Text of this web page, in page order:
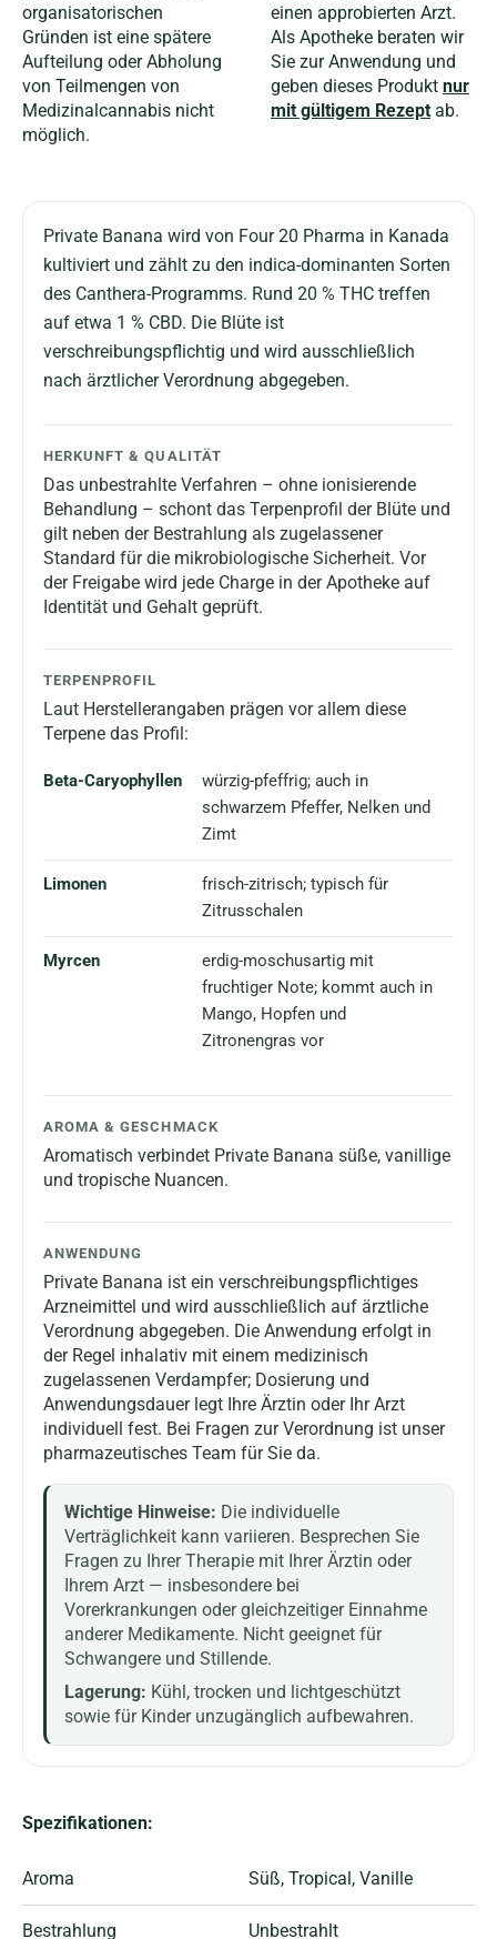
organisatorischen
Gründen ist eine spätere
Aufteilung oder Abholung
von Teilmengen von
Medizinalcannabis nicht
möglich.
einen approbierten Arzt.
Als Apotheke beraten wir
Sie zur Anwendung und
geben dieses Produkt nur
mit gültigem Rezept ab.
Private Banana wird von Four 20 Pharma in Kanada
kultiviert und zählt zu den indica-dominanten Sorten
des Canthera-Programms. Rund 20 % THC treffen
auf etwa 1 % CBD. Die Blüte ist
verschreibungspflichtig und wird ausschließlich
nach ärztlicher Verordnung abgegeben.
HERKUNFT & QUALITÄT
Das unbestrahlte Verfahren – ohne ionisierende
Behandlung – schont das Terpenprofil der Blüte und
gilt neben der Bestrahlung als zugelassener
Standard für die mikrobiologische Sicherheit. Vor
der Freigabe wird jede Charge in der Apotheke auf
Identität und Gehalt geprüft.
TERPENPROFIL
Laut Herstellerangaben prägen vor allem diese
Terpene das Profil:
Beta-Caryophyllen
würzig-pfeffrig; auch in
schwarzem Pfeffer, Nelken und
Zimt
Limonen
frisch-zitrisch; typisch für
Zitrusschalen
Myrcen
erdig-moschusartig mit
fruchtiger Note; kommt auch in
Mango, Hopfen und
Zitronengras vor
AROMA & GESCHMACK
Aromatisch verbindet Private Banana süße, vanillige
und tropische Nuancen.
ANWENDUNG
Private Banana ist ein verschreibungspflichtiges
Arzneimittel und wird ausschließlich auf ärztliche
Verordnung abgegeben. Die Anwendung erfolgt in
der Regel inhalativ mit einem medizinisch
zugelassenen Verdampfer; Dosierung und
Anwendungsdauer legt Ihre Ärztin oder Ihr Arzt
individuell fest. Bei Fragen zur Verordnung ist unser
pharmazeutisches Team für Sie da.
Wichtige Hinweise: Die individuelle
Verträglichkeit kann variieren. Besprechen Sie
Fragen zu Ihrer Therapie mit Ihrer Ärztin oder
Ihrem Arzt — insbesondere bei
Vorerkrankungen oder gleichzeitiger Einnahme
anderer Medikamente. Nicht geeignet für
Schwangere und Stillende.
Lagerung: Kühl, trocken und lichtgeschützt
sowie für Kinder unzugänglich aufbewahren.
Spezifikationen:
Aroma Süß, Tropical, Vanille
Bestrahlung Unbestrahlt